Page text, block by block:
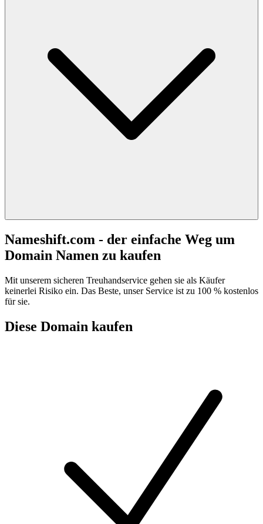
Nameshift.com - der einfache Weg um
Domain Namen zu kaufen
Mit unserem sicheren Treuhandservice gehen sie als Käufer
keinerlei Risiko ein. Das Beste, unser Service ist zu 100 % kostenlos
für sie.
Diese Domain kaufen